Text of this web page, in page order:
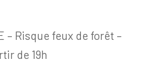
– Risque feux de forêt –
de 19h